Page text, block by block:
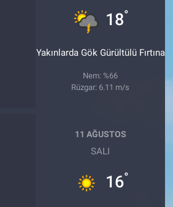
18°
Yakınlarda Gök Gürültülü Fırtına
Nem: %66
Rüzgar: 6.11 m/s
11 AĞUSTOS
SALI
16°